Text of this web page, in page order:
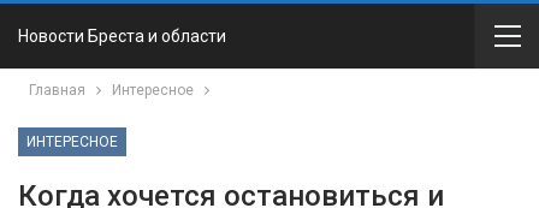
Новости Бреста и области
Главная Интересное
ИНТЕРЕСНОЕ
Когда хочется остановиться и